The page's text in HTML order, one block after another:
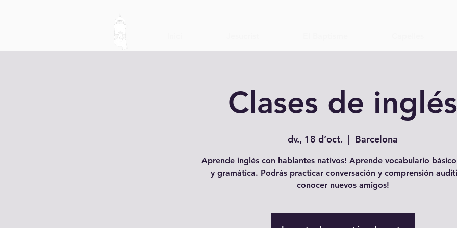
Clases de inglés
dv., 18 d’oct.
  |
Barcelona
Aprende inglés con hablantes nativos! Aprende vocabulario
y gramática. Podrás practicar conversación y comprensión
conocer nuevos amigos!